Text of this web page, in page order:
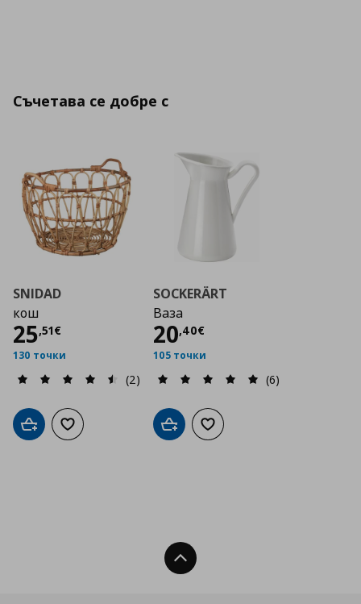
Съчетава се добре с
SNIDAD
кош
25,51€
Цена
130 точки
(2)
Добави в кошницата
Добави към списъка с любими
SOCKERÄRT
Ваза
20,40€
Цена
105 точки
(6)
Добави в кошницата
Добави към списъка с
Нагоре